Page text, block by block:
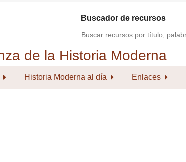
Buscador de recursos
Historia Moderna al día Enlaces